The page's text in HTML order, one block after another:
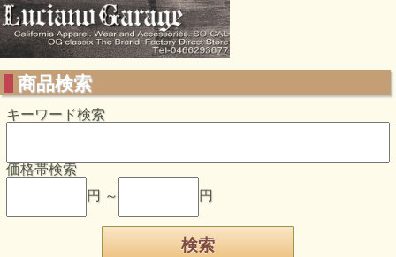
商品検索
キーワード検索
価格帯検索
円 ～
円